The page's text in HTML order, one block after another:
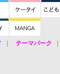
テーマパーク